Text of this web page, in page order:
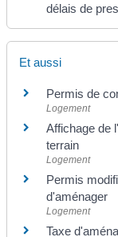
délais de
Et aussi
Permis de
Logement
Affichage de
terrain
Logement
Permis
d'aménager
Logement
Taxe